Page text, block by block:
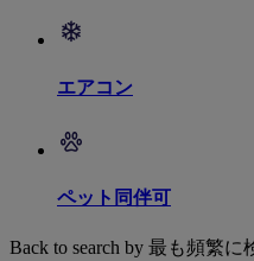
エアコン
ペット同伴可
Back to search by 最も頻繁